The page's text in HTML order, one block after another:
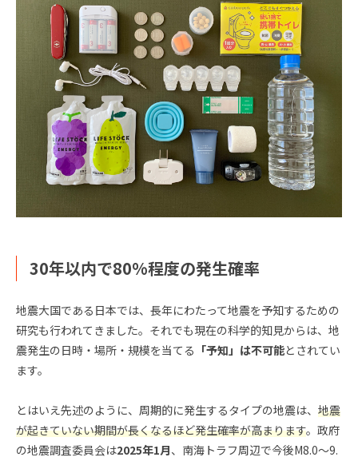
30年以内で80%程度の発生確率
地震大国である日本では、長年にわたって地震を予知するための
研究も行われてきました。それでも現在の科学的知見からは、地
震発生の日時・場所・規模を当てる 「予知」は不可能とされてい
ます。
とはいえ先述のように、周期的に発生するタイプの地震は、 地震
が起きていない期間が長くなるほど発生確率が高まります。政府
の地震調査委員会は2025年1月、南海トラフ周辺で今後M8.0〜9.